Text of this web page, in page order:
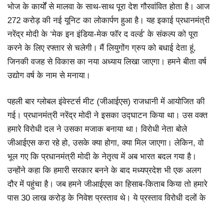
भोज के कार्यों से मालवा के साथ-साथ पूरा देश गौरवांवित होता है। आज
272 करोड़ की नई यूनिट का लोकार्पण हुआ है। यह इकाई प्रधानमंत्री
नरेंद्र मोदी के ‘मेक इन इंडिया-मेक फॉर द वर्ल्ड’ के संकल्प को पूरा
करने के लिए रफ्तार से चलेगी। मैं लियुगोंग ग्रुप को बधाई देता हूं,
जिनकी वजह से विकास का नया अध्याय लिखा जाएगा। हमने बीता वर्ष
उद्योग वर्ष के नाम से मनाया।
पहली बार ग्लोबल इंवेस्टर्स मीट (जीआईएस) राजधानी में आयोजित की
गई। प्रधानमंत्री नरेंद्र मोदी ने इसका उद्घाटन किया था। उस वक्त
हमारे विरोधी दल ने उसका मजाक बनाया था। विरोधी नेता बोले
जीआईएस करा रहे हो, उसके क्या होगा, क्या मिल जाएगा। लेकिन, वो
भूल गए कि प्रधानमंत्री मोदी के नेतृत्व में अब भारत बदल गया है।
उन्होंने कहा कि हमारी सरकार बनने के बाद मध्यप्रदेश भी एक अलग
दौर में पहुंचा है। जब हमने जीआईएस का हिसाब-किताब किया तो हमारे
पास 30 लाख करोड़ के निवेश प्रस्ताव थे। ये प्रस्ताव विरोधी दलों के